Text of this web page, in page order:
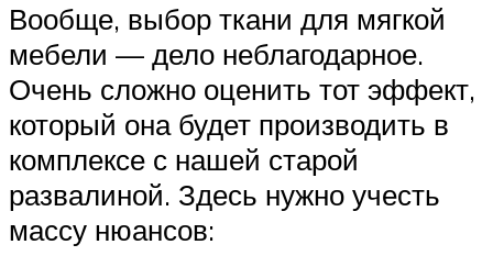
Вообще, выбор ткани для мягкой
мебели — дело неблагодарное.
Очень сложно оценить тот эффект,
который она будет производить в
комплексе с нашей старой
развалиной. Здесь нужно учесть
массу нюансов: